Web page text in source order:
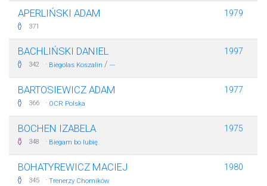
APERLIŃSKI ADAM
371
1979
BACHLIŃSKI DANIEL
342 · Biegolas Koszalin / ---
1997
BARTOSIEWICZ ADAM
366 · OCR Polska
1977
BOCHEN IZABELA
348 · Biegam bo lubię
1975
BOHATYREWICZ MACIEJ
345 · Trenerzy Chomików
1980